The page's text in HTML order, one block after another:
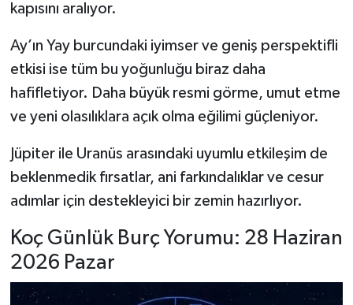
kapısını aralıyor.
Ay’ın Yay burcundaki iyimser ve geniş perspektifli
etkisi ise tüm bu yoğunluğu biraz daha
hafifletiyor. Daha büyük resmi görme, umut etme
ve yeni olasılıklara açık olma eğilimi güçleniyor.
Jüpiter ile Uranüs arasındaki uyumlu etkileşim de
beklenmedik fırsatlar, ani farkındalıklar ve cesur
adımlar için destekleyici bir zemin hazırlıyor.
Koç Günlük Burç Yorumu: 28 Haziran
2026 Pazar